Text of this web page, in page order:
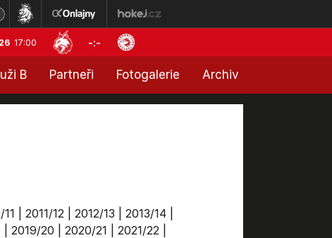
17:00 -:-
B Partneři Fotogalerie Archiv
2011/12| 2012/13 2013/14
2019/20 2020/21 2021/22|